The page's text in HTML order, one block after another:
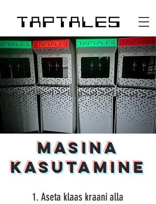
Masina
Kasutamine
1. Aseta klaas kraani alla